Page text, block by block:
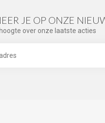
JE OP ONZE
over onze laatste acties